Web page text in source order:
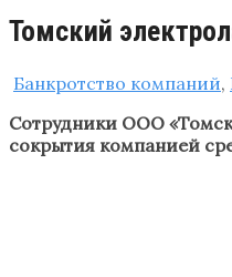
Томский
Банкротство компаний,
Сотрудники ООО
сокрытия компанией